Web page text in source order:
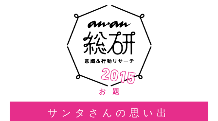
お 題
サンタさんの思い出